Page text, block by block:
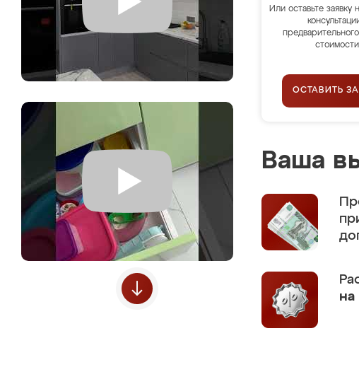
Или оставьте заявку
ОСТАВИТЬ
Ваша
на